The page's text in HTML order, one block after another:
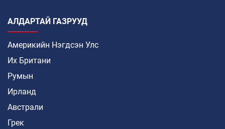
АЛДАРТАЙ ГАЗРУУД
Америкийн Нэгдсэн Улс
Их Британи
Румын
Ирланд
Австрали
Грек